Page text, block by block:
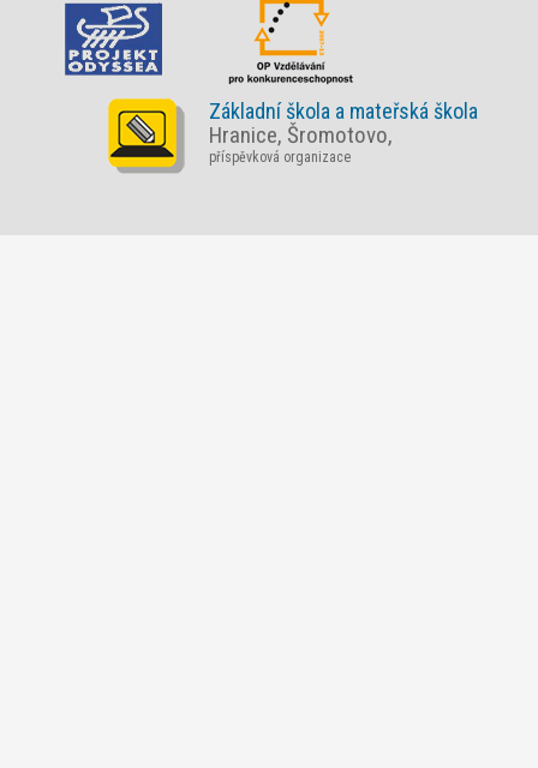
Základní škola a mateřská škola
Hranice, Šromotovo,
příspěvková organizace